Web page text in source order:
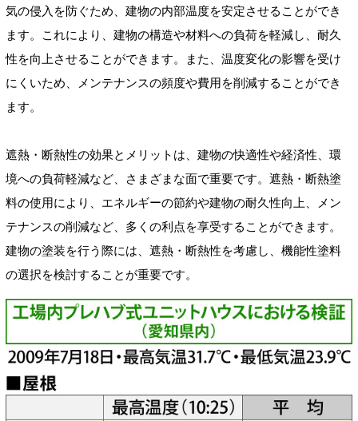
気の侵入を防ぐため、建物の内部温度を安定させることができ
ます。これにより、建物の構造や材料への負荷を軽減し、耐久
性を向上させることができます。また、温度変化の影響を受け
にくいため、メンテナンスの頻度や費用を削減することができ
ます。
遮熱・断熱性の効果とメリットは、建物の快適性や経済性、環
境への負荷軽減など、さまざまな面で重要です。遮熱・断熱塗
料の使用により、エネルギーの節約や建物の耐久性向上、メン
テナンスの削減など、多くの利点を享受することができます。
建物の塗装を行う際には、遮熱・断熱性を考慮し、機能性塗料
の選択を検討することが重要です。